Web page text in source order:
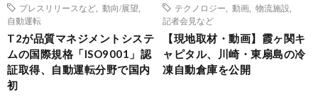
プレスリリースなど
動向/展望
自動運転
T2が品質マネジメントシステ
ムの国際規格「ISO9001」認
証取得、自動運転分野で国内
初
テクノロジー
動画 物流施設
記者会見など
【現地取材・動画】霞ヶ関キ
ャピタル、川崎・東扇島の冷
凍自動倉庫を公開